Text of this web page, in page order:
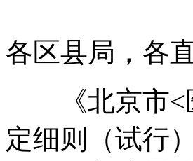
各区县局，各
《北京市<
定细则（试行